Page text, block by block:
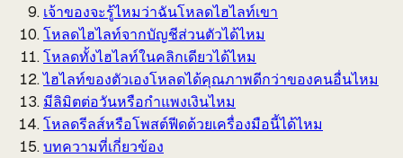
เจ้าของจะรู้ไหมว่าฉันโหลดไฮไลท์เขา
โหลดไฮไลท์จากบัญชีส่วนตัวได้ไหม
โหลดทั้งไฮไลท์ในคลิกเดียวได้ไหม
ไฮไลท์ของตัวเองโหลดได้คุณภาพดีกว่าของคนอื่นไหม
มีลิมิตต่อวันหรือกำแพงเงินไหม
โหลดรีลส์หรือโพสต์ฟีดด้วยเครื่องมือนี้ได้ไหม
บทความที่เกี่ยวข้อง